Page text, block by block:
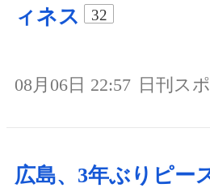
ィネス
32
08月06日 22:57 日刊ス
広島、3年ぶりピー